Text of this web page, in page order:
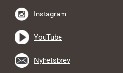
Instagram
YouTube
Nyhetsbrev